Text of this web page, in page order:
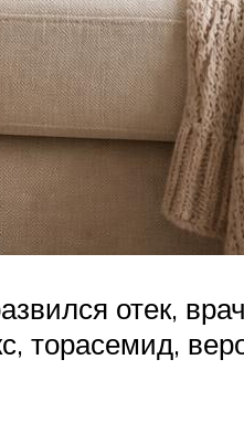
отек,
торасемид,